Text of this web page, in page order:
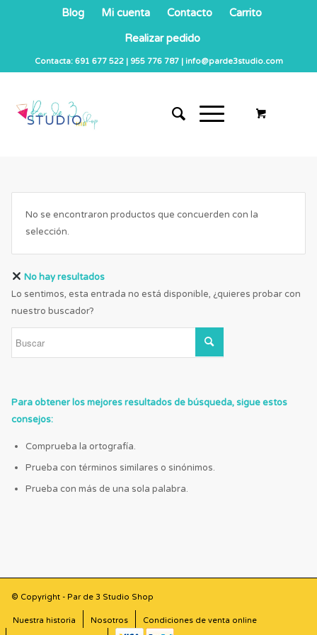
Blog Mi cuenta Contacto
Carrito
Realizar pedido
Contacta: 691 677 522 | 955 776 787 | info@parde3studio.com
No se encontraron productos que concuerden con la
selección.
No hay resultados
Lo sentimos, esta entrada no está disponible, ¿quieres probar con
nuestro buscador?
Para obtener los mejores resultados de búsqueda, sigue estos
consejos:
Comprueba la ortografía.
Prueba con términos similares o sinónimos.
Prueba con más de una sola palabra.
© Copyright - Par de 3 Studio Shop
Nuestra historia Nosotros
Condiciones de venta online